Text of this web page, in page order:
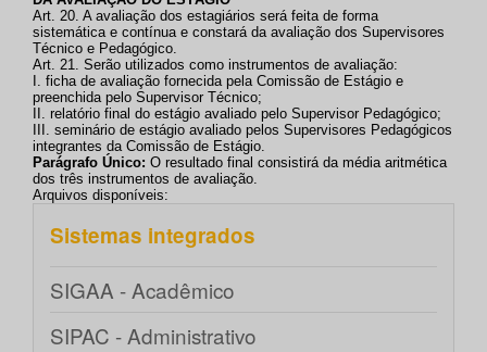
Art. 20. A avaliação dos estagiários será feita de forma
sistemática e contínua e constará da avaliação dos Supervisores
Técnico e Pedagógico.
Art. 21. Serão utilizados como instrumentos de avaliação:
I. ficha de avaliação fornecida pela Comissão de Estágio e
preenchida pelo Supervisor Técnico;
II. relatório final do estágio avaliado pelo Supervisor Pedagógico;
III. seminário de estágio avaliado pelos Supervisores Pedagógicos
integrantes da Comissão de Estágio.
Parágrafo Único: O resultado final consistirá da média aritmética
dos três instrumentos de avaliação.
Arquivos disponíveis:
Sistemas integrados
SIGAA - Acadêmico
SIPAC - Administrativo